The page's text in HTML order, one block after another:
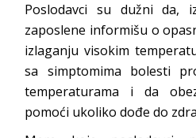
Poslodavci su dužni da,
zaposlene informišu o
izlaganju visokim
sa simptomima bolesti
temperaturama i da
pomoći ukoliko dođe do